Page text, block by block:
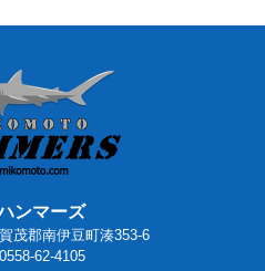
ンマーズ
茂郡南伊豆町湊353-6
62-4105